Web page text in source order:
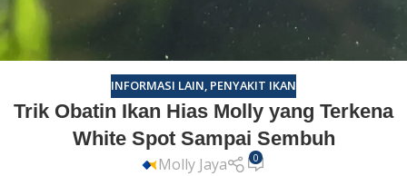
INFORMASI LAIN, PENYAKIT IKAN
Trik Obatin Ikan Hias Molly yang Terkena
White Spot Sampai Sembuh
Molly Jaya 0